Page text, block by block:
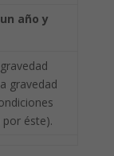
año y
gravedad
por éste).